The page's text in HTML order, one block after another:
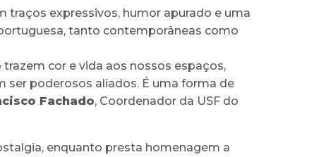
traços expressivos, humor apurado e uma
tanto contemporâneas como
trazem cor e vida aos nossos espaços,
poderosos aliados. É uma forma de
Fachado, Coordenador da USF do
enquanto presta homenagem a